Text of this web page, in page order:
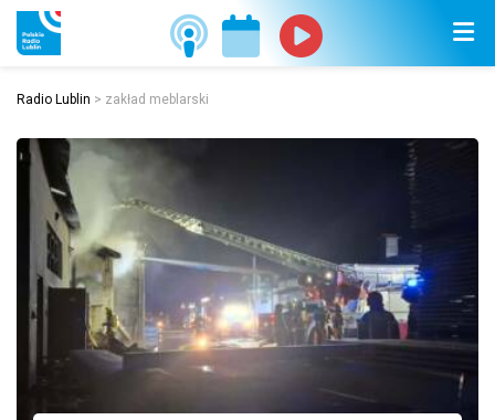
Radio Lublin > zakład meblarski